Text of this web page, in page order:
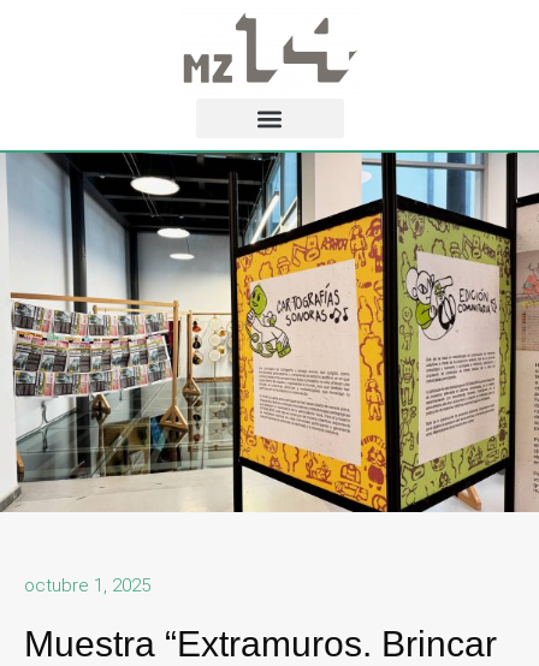
octubre 1, 2025
Muestra “Extramuros. Brincar